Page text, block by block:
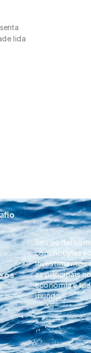
lida
os
Seu portal
com notícias
investimentos
as principais
economia e
mundo.